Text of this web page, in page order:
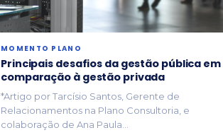
MOMENTO PLANO
Principais desafios da gestão pública em
comparação à gestão privada
*Artigo por Tarcísio Santos, Gerente de
Relacionamentos na Plano Consultoria, e
colaboração de Ana Paula...